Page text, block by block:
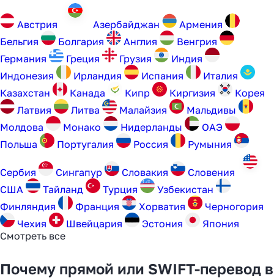
Австрия Aзербайджан
Армения
Бельгия
Болгария Англия
Венгрия
Германия
Греция Грузия
Индия
Индонезия
Ирландия Испания
Италия
Казахстан
Канада Кипр Киргизия
Корея
Латвия
Литва Малайзия
Мальдивы
Молдова
Монако Нидерланды
ОАЭ
Польша
Португалия Россия Румыния
Сербия Сингапур Словакия
Словения
США
Тайланд Турция
Узбекистан
Финляндия
Франция Хорватия
Черногория
Чехия
Швейцария Эстония
Япония
Смотреть все
Почему прямой или SWIFT-перевод в
уступили место платёжным
агентам в 2025 году
Узнать